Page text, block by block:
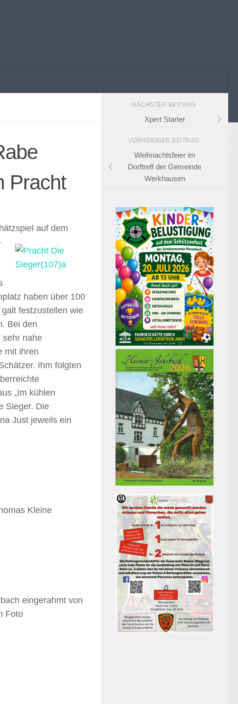
Pracht
auf dem
haben über 100
festzustellen wie
Bei den
sehr nahe
mit ihren
Ihm folgten
„Im kühlen
Sieger. Die
Just jeweils ein
Kleine
eingerahmt von
Foto
NÄCHSTER BEITRAG
Xpert Starter
VORHERIGER BEITRAG
Weihnachtsfeier im
Dorftreff der Gemeinde
Werkhausen